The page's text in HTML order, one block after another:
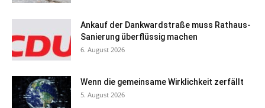
Ankauf der Dankwardstraße muss Rathaus-
Sanierung überflüssig machen
6. August 2026
Wenn die gemeinsame Wirklichkeit zerfällt
5. August 2026